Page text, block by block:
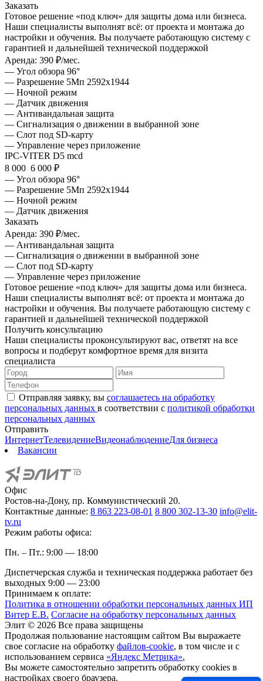
Заказать
Готовое решение «под ключ» для защиты дома или бизнеса.
Наши специалисты выполнят всё: от проекта и монтажа до
настройки и обучения. Вы получаете работающую систему с
гарантией и дальнейшей технической поддержкой
Аренда: 390 ₽/мес.
— Угол обзора 96°
— Разрешение 5Мп 2592х1944
— Ночной режим
— Датчик движения
— Антивандальная защита
— Сигнализация о движении в выбранной зоне
— Слот под SD-карту
— Управление через приложение
IPC-VITER D5 mcd
8 000 6 000 ₽
— Угол обзора 96°
— Разрешение 5Мп 2592х1944
— Ночной режим
— Датчик движения
Заказать
Аренда: 390 ₽/мес.
— Антивандальная защита
— Сигнализация о движении в выбранной зоне
— Слот под SD-карту
— Управление через приложение
Готовое решение «под ключ» для защиты дома или бизнеса.
Наши специалисты выполнят всё: от проекта и монтажа до
настройки и обучения. Вы получаете работающую систему с
гарантией и дальнейшей технической поддержкой
Получить консультацию
Наши специалисты проконсультируют вас, ответят на все
вопросы и подберут комфортное время для визита
специалиста
Отправляя заявку, вы соглашаетесь на обработку
персональных данных в соответствии с политикой обработки
персональных данных
Отправить
ИнтернетТелевидениеВидеонаблюдениеДля бизнеса
Вакансии
Офис
Ростов-на-Дону, пр. Коммунистический 20.
Контактные данные: 8 863 223-08-01 8 800 302-13-30 info@elit-
tv.ru
Режим работы офиса:
Пн. – Пт.: 9:00 — 18:00
Диспетчерская служба и техническая поддержка работает без
выходных 9:00 — 23:00
Принимаем к оплате:
Политика в отношении обработки персональных данных ИП
Витер Е.В. Согласие на обработку персональных данных
Элит © 2026 Все права защищены
Продолжая пользование настоящим сайтом Вы выражаете
свое согласие на обработку файлов-cookie, в том числе и с
использованием сервиса «Яндекс Метрика»,
Вы можете самостоятельно запретить обработку cookies в
настройках своего браузера.